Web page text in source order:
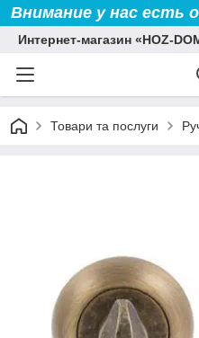
Внимание у нас есть
Интернет-магазин «HOZ-
Товари та послуги